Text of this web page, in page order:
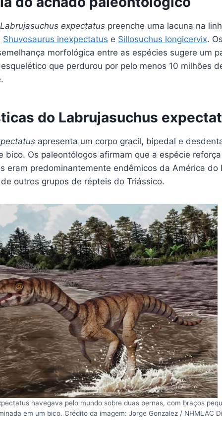
Labrujasuchus expectatus preenche uma lacuna na
Shuvosaurus inexpectatus e Sillosuchus longicervix.
morfológica entre as espécies sugere um
que perdurou por pelo menos 10 milhões
do Labrujasuchus
apresenta um corpo gracil, bipedal e
bico. Os paleontólogos afirmam que a espécie
eram predominantemente endêmicos da América
outros grupos de répteis do Triássico.
navegava pelo mundo sobre duas pernas, com braços
em um bico. Crédito da imagem: Jorge Gonzalez / NHMLAC